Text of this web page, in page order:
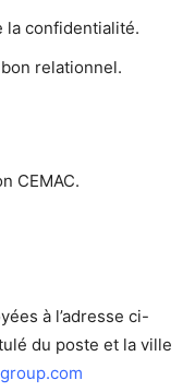
la confidentialité.
relationnel.
CEMAC.
à l’adresse ci-
du poste et la ville